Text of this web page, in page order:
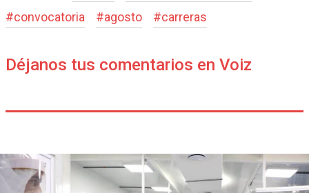
#convocatoria #agosto #carreras
Déjanos tus comentarios en Voiz